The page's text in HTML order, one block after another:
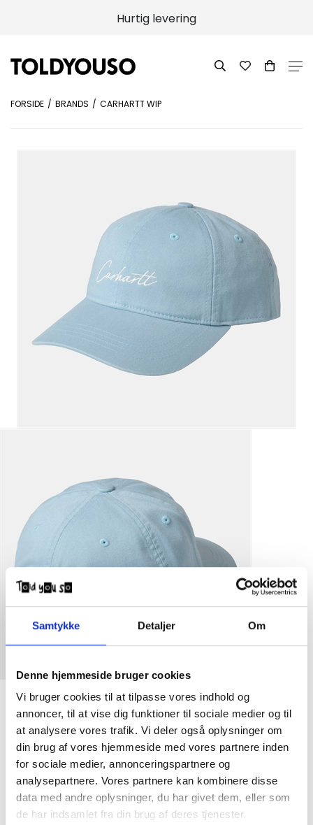
Samtykke Detaljer Om
Denne hjemmeside bruger cookies
Vi bruger cookies til at tilpasse vores indhold og
annoncer, til at vise dig funktioner til sociale medier og til
at analysere vores trafik. Vi deler også oplysninger om
din brug af vores hjemmeside med vores partnere inden
for sociale medier, annonceringspartnere og
analysepartnere. Vores partnere kan kombinere disse
data med andre oplysninger, du har givet dem, eller som
de har indsamlet fra din brug af deres tjenester.
Hurtig levering
FORSIDE BRANDS CARHARTT WIP
Carhartt WIP Cap Delray Frosted Blue /
Wax
DKK450,00
Carhartt WIP kasket.
One Size - Kan indstilles i nakken.
100% Bomuld